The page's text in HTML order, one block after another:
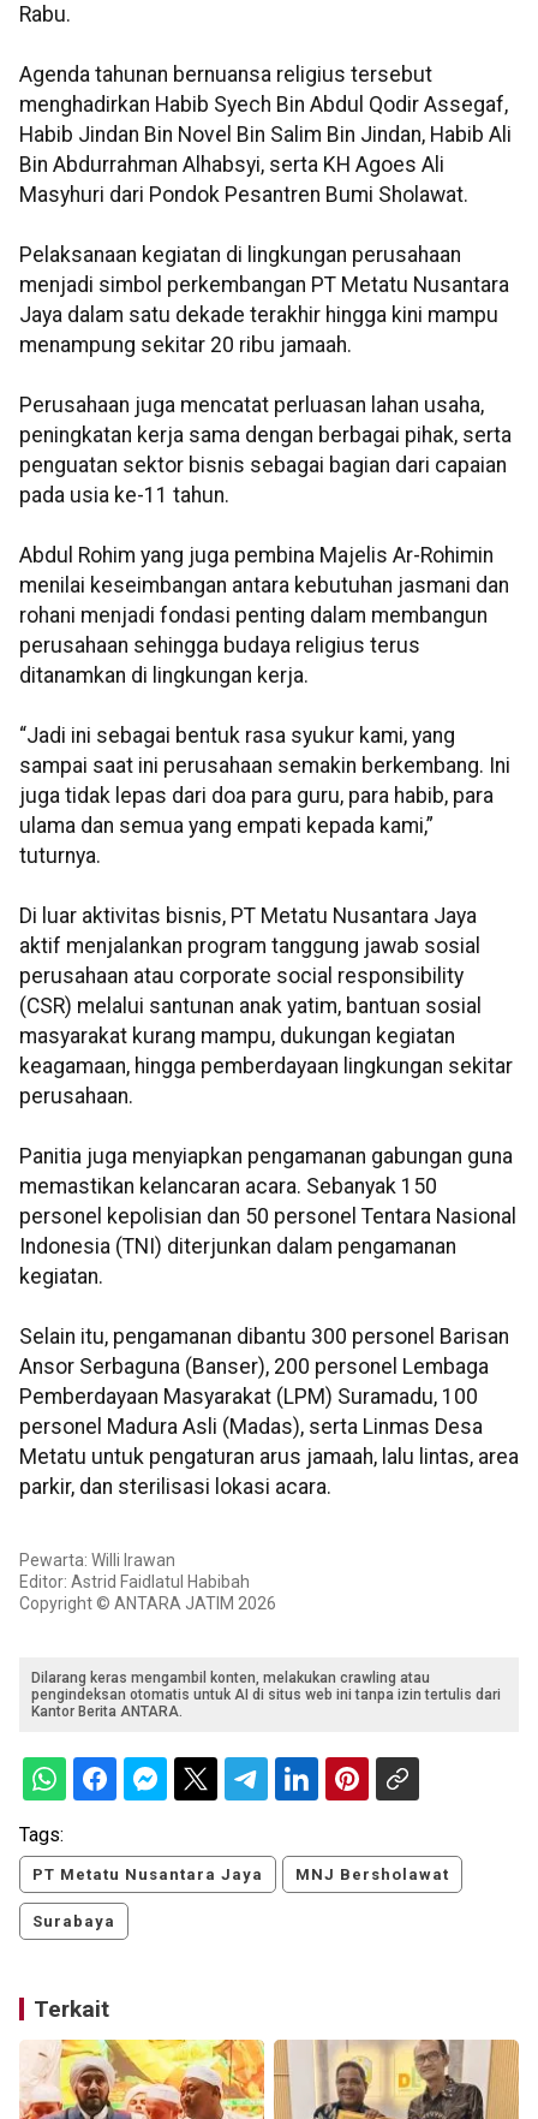
Rabu.
Agenda tahunan bernuansa religius tersebut
menghadirkan Habib Syech Bin Abdul Qodir Assegaf,
Habib Jindan Bin Novel Bin Salim Bin Jindan, Habib Ali
Bin Abdurrahman Alhabsyi, serta KH Agoes Ali
Masyhuri dari Pondok Pesantren Bumi Sholawat.
Pelaksanaan kegiatan di lingkungan perusahaan
menjadi simbol perkembangan PT Metatu Nusantara
Jaya dalam satu dekade terakhir hingga kini mampu
menampung sekitar 20 ribu jamaah.
Perusahaan juga mencatat perluasan lahan usaha,
peningkatan kerja sama dengan berbagai pihak, serta
penguatan sektor bisnis sebagai bagian dari capaian
pada usia ke-11 tahun.
Abdul Rohim yang juga pembina Majelis Ar-Rohimin
menilai keseimbangan antara kebutuhan jasmani dan
rohani menjadi fondasi penting dalam membangun
perusahaan sehingga budaya religius terus
ditanamkan di lingkungan kerja.
“Jadi ini sebagai bentuk rasa syukur kami, yang
sampai saat ini perusahaan semakin berkembang. Ini
juga tidak lepas dari doa para guru, para habib, para
ulama dan semua yang empati kepada kami,”
tuturnya.
Di luar aktivitas bisnis, PT Metatu Nusantara Jaya
aktif menjalankan program tanggung jawab sosial
perusahaan atau corporate social responsibility
(CSR) melalui santunan anak yatim, bantuan sosial
masyarakat kurang mampu, dukungan kegiatan
keagamaan, hingga pemberdayaan lingkungan sekitar
perusahaan.
Panitia juga menyiapkan pengamanan gabungan guna
memastikan kelancaran acara. Sebanyak 150
personel kepolisian dan 50 personel Tentara Nasional
Indonesia (TNI) diterjunkan dalam pengamanan
kegiatan.
Selain itu, pengamanan dibantu 300 personel Barisan
Ansor Serbaguna (Banser), 200 personel Lembaga
Pemberdayaan Masyarakat (LPM) Suramadu, 100
personel Madura Asli (Madas), serta Linmas Desa
Metatu untuk pengaturan arus jamaah, lalu lintas, area
parkir, dan sterilisasi lokasi acara.
Pewarta: Willi Irawan
Editor: Astrid Faidlatul Habibah
Copyright © ANTARA JATIM 2026
Dilarang keras mengambil konten, melakukan crawling atau
pengindeksan otomatis untuk AI di situs web ini tanpa izin tertulis dari
Kantor Berita ANTARA.
Tags:
PT Metatu Nusantara Jaya MNJ Bersholawat
Surabaya
Terkait